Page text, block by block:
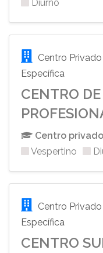
Diurno
Centro
Específica
CENTRO
Centro privado
Vespertino
Centro
Específica
CENTRO